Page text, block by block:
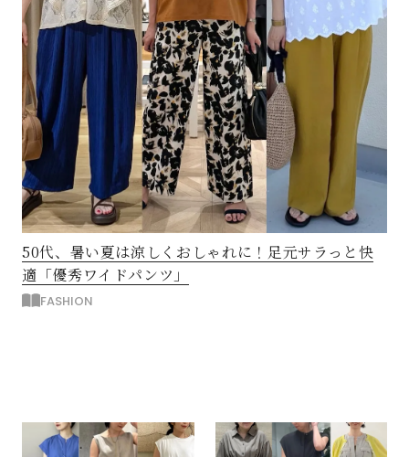
50代、暑い夏は涼しくおしゃれに！足元サラっと快
適「優秀ワイドパンツ」
FASHION